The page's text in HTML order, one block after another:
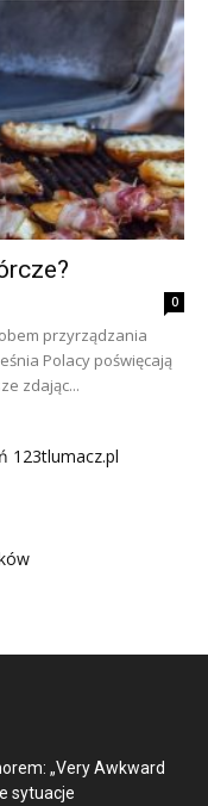
0
przyrządzania
Polacy poświęcają
zdając...
„Very Awkward
sytuacje